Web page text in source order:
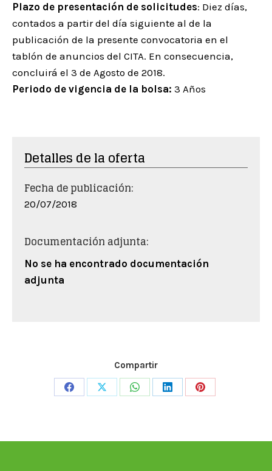
Plazo de presentación de solicitudes: Diez días,
contados a partir del día siguiente al de la
publicación de la presente convocatoria en el
tablón de anuncios del CITA. En consecuencia,
concluirá el 3 de Agosto de 2018.
Periodo de vigencia de la bolsa: 3 Años
Detalles de la oferta
Fecha de publicación:
20/07/2018
Documentación adjunta:
No se ha encontrado documentación
adjunta
Compartir
Share
Share
Share
Share
Share